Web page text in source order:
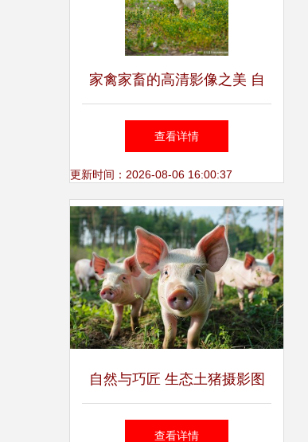
家禽家畜的高清影像之美 自
然的馈赠与人间的烟火
查看详情
更新时间：2026-08-06 16:00:37
自然与巧匠 生态土猪摄影图
与工艺品的艺韵相融
查看详情